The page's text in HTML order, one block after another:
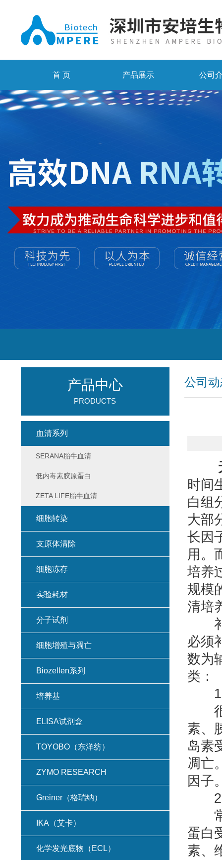
首 页 产品展示 公司
公司
时间
白组
大部
长因
用。
培养
规模
清培
补
必须
数为
类：
1.
很
素、
岛素
凋亡
因子
2.
常
蛋白
素、
产品中心
PRODUCTS
血清系列
SERANA胎牛血清
低内毒素胶原蛋白
ZETA LIFE胎牛血清
细胞转染
支原体清除
细胞冻存
实验耗材
分子试剂
细胞增殖与凋亡
Biozellen系列
培养基
ELISA试剂盒
TOYOBO（东洋纺）
ZYMO RESEARCH
Greiner（格瑞纳）
IKA（艾卡）
化学发光底物（ECL）